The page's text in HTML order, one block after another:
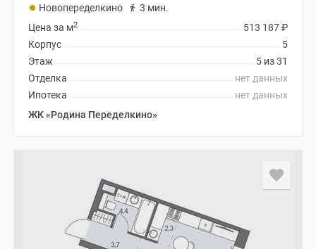
Новопеределкино
3 мин.
513 187₽
Цена за м2
5
Корпус
5 из 31
Этаж
нет данных
Отделка
нет данных
Ипотека
ЖК «Родина Переделкино»